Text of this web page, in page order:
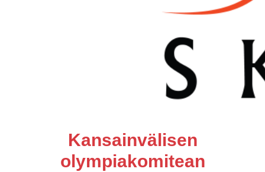
Kansainvälisen
olympiakomitean